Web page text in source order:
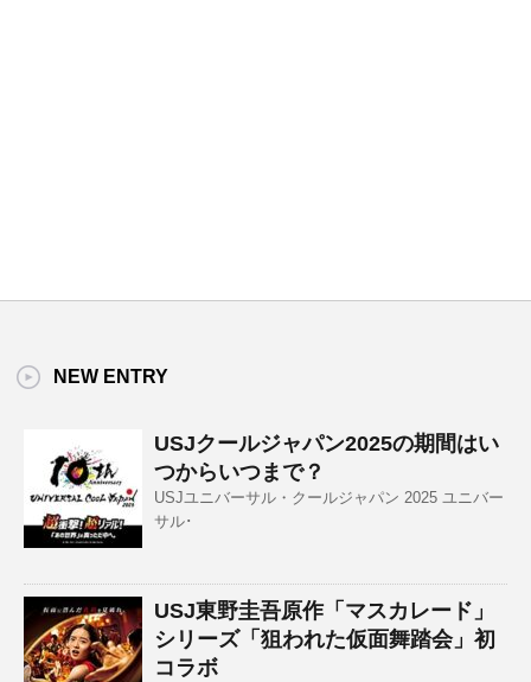
NEW ENTRY
USJクールジャパン2025の期間はい
つからいつまで？
USJユニバーサル・クールジャパン 2025 ユニバー
サル･
USJ東野圭吾原作「マスカレード」
シリーズ「狙われた仮面舞踏会」初
コラボ